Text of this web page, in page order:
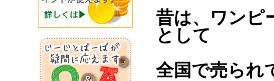
昔は、ワンピ
として
全国で売られ